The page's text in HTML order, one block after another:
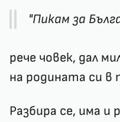
"Пикам за
рече човек, дал
на родината си в
Разбира се, има и